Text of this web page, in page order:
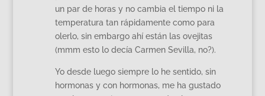
un par de horas y no cambia el tiempo ni la
temperatura tan rápidamente como para
olerlo, sin embargo ahí están las ovejitas
(mmm esto lo decía Carmen Sevilla, no?).
Yo desde luego siempre lo he sentido, sin
hormonas y con hormonas, me ha gustado